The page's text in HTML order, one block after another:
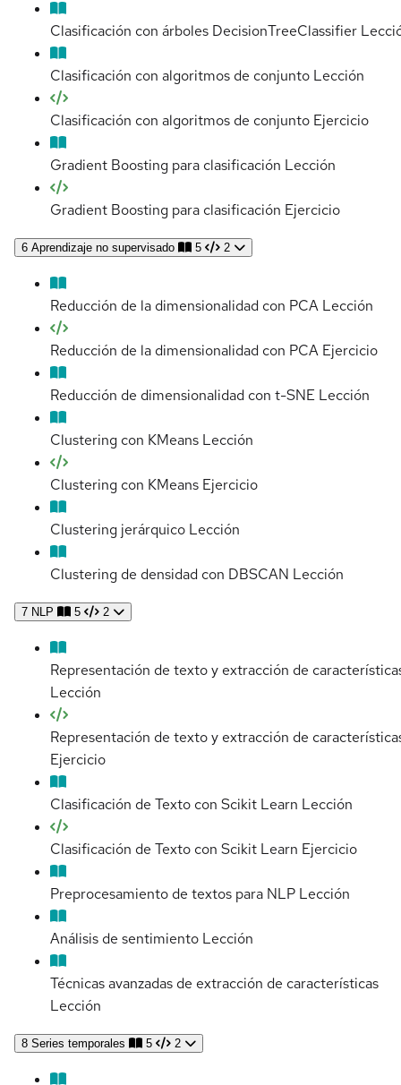
Clasificación con árboles DecisionTreeClassifier
Clasificación con algoritmos de conjunto Lección
Clasificación con algoritmos de conjunto Ejercicio
Gradient Boosting para clasificación Lección
Gradient Boosting para clasificación Ejercicio
6 Aprendizaje no supervisado 5 2
Reducción de la dimensionalidad con PCA Lección
Reducción de la dimensionalidad con PCA Ejercicio
Reducción de dimensionalidad con t-SNE Lección
Clustering con KMeans Lección
Clustering con KMeans Ejercicio
Clustering jerárquico Lección
Clustering de densidad con DBSCAN Lección
7 NLP 5 2
Representación de texto y extracción de
Lección
Representación de texto y extracción de
Ejercicio
Clasificación de Texto con Scikit Learn Lección
Clasificación de Texto con Scikit Learn Ejercicio
Preprocesamiento de textos para NLP Lección
Análisis de sentimiento Lección
Técnicas avanzadas de extracción de características
Lección
8 Series temporales 5 2